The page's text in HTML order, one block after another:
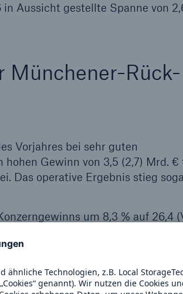
Aussicht gestellte Spanne von
Münchener-Rück-
Vorjahres bei sehr guten
Gewinn von 3,5 (2,7) Mrd. €
Das operative Ergebnis stieg
um 8,3 % auf 26,4
das risikoadjustierte Eigenkapital
20,3 (18,7) %. Die Rendite auf das
(12,5 ) %.
der Hauptversammlung